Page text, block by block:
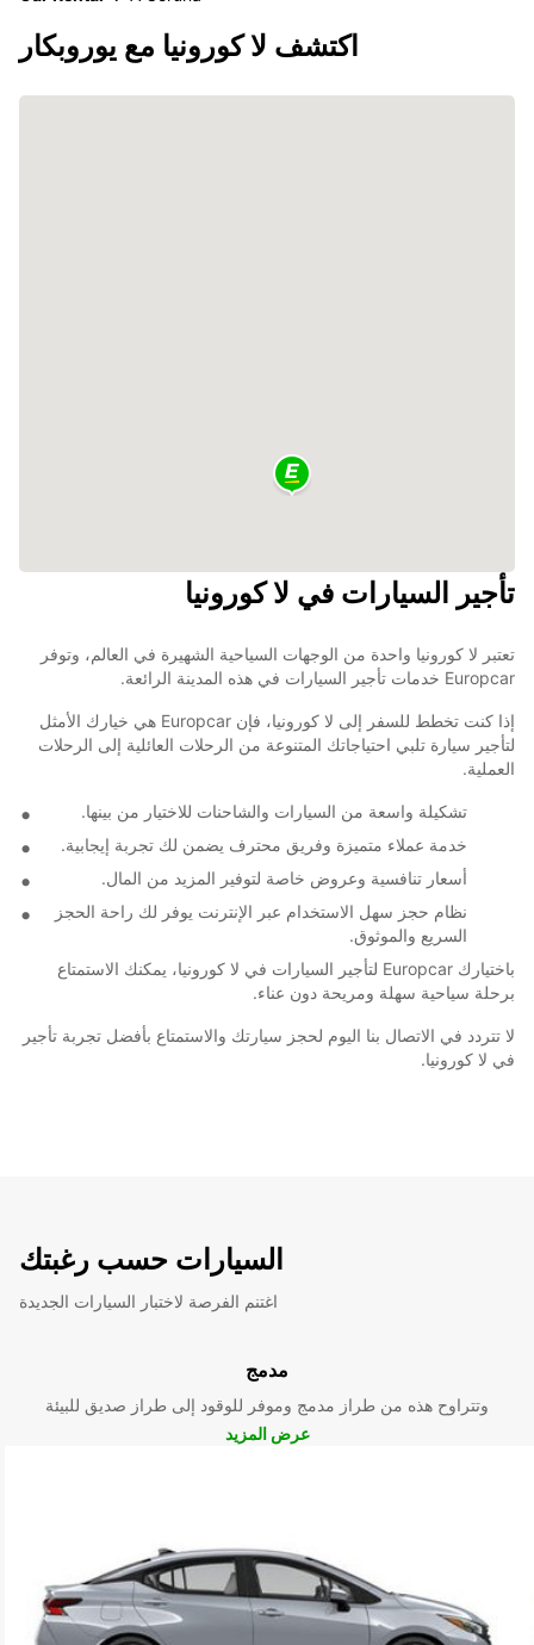
اكتشف لا كورونيا مع يوروبكار
تأجير السيارات في لا كورونيا
تعتبر لا كورونيا واحدة من الوجهات السياحية الشهيرة في العالم، وتوفر
Europcar خدمات تأجير السيارات في هذه المدينة الرائعة.
إذا كنت تخطط للسفر إلى لا كورونيا، فإن Europcar هي خيارك الأمثل
لتأجير سيارة تلبي احتياجاتك المتنوعة من الرحلات العائلية إلى الرحلات
العملية.
تشكيلة واسعة من السيارات والشاحنات للاختيار من بينها.
خدمة عملاء متميزة وفريق محترف يضمن لك تجربة إيجابية.
أسعار تنافسية وعروض خاصة لتوفير المزيد من المال.
نظام حجز سهل الاستخدام عبر الإنترنت يوفر لك راحة الحجز
السريع والموثوق.
باختيارك Europcar لتأجير السيارات في لا كورونيا، يمكنك الاستمتاع
برحلة سياحية سهلة ومريحة دون عناء.
لا تتردد في الاتصال بنا اليوم لحجز سيارتك والاستمتاع بأفضل تجربة تأجير
في لا كورونيا.
السيارات حسب رغبتك
اغتنم الفرصة لاختبار السيارات الجديدة
مدمج
وتتراوح هذه من طراز مدمج وموفر للوقود إلى طراز صديق للبيئة
عرض المزيد